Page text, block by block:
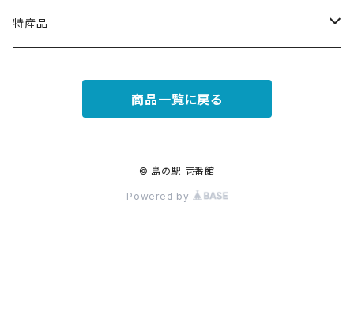
特産品
商品一覧に戻る
© 島の駅 壱番館
Powered by